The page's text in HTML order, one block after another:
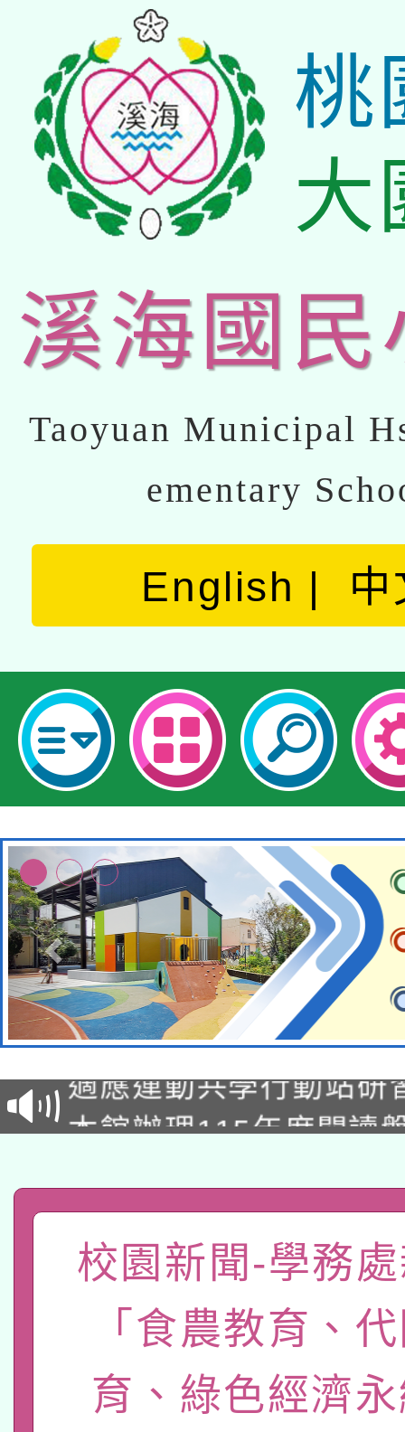
桃
大
溪海國民
Taoyuan Municipal
ementary
English 中
本校115學年度第2次
招甄選結果公告(無人
招)
適應運動共學行動站研
本館辦理115年度閱讀
礎課程
A3數位素養講師名單
「數位內容與教學軟
pilot」
薪期間赴陸應申請許可
轉知經濟部水利署委託
業技術研究院辦理「
115年8月22日(星期六
校園新聞-學務
「食農教育、
育、綠色經濟